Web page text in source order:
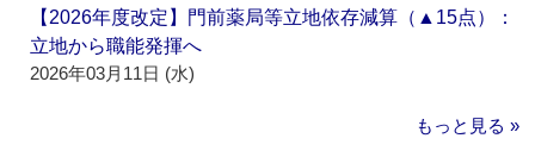
【2026年度改定】門前薬局等立地依存減算（▲15点）：
立地から職能発揮へ
2026年03月11日 (水)
もっと見る »